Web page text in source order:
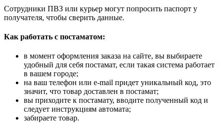
Сотрудники ПВЗ или курьер могут попросить паспорт у
получателя, чтобы сверить данные.
Как работать с постаматом:
в момент оформления заказа на сайте, вы выбираете
удобный для себя постамат, если такая система работает
в вашем городе;
на ваш телефон или e-mail придет уникальный код, это
значит, что товар доставлен в постамат;
вы приходите к постамату, вводите полученный код и
следует инструкциям автомата;
забираете товар.